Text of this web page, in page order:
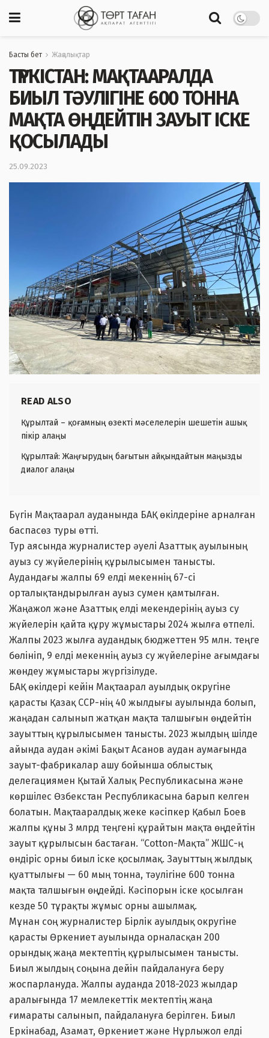
Басты бет Жаңалықтар
ТҮРКІСТАН: МАҚТААРАЛДА
БИЫЛ ТӘУЛІГІНЕ 600 ТОННА
МАҚТА ӨҢДЕЙТІН ЗАУЫТ ІСКЕ
ҚОСЫЛАДЫ
25.09.2023
READ ALSO
Құрылтай – қоғамның өзекті мәселелерін шешетін ашық
пікір алаңы
Құрылтай: Жаңғырудың бағытын айқындайтын маңызды
диалог алаңы
Бүгін Мақтаарал ауданында БАҚ өкілдеріне арналған
баспасөз туры өтті.
Тур аясында журналистер әуелі Азаттық ауылының
ауыз су жүйелерінің құрылысымен танысты.
Аудандағы жалпы 69 елді мекеннің 67-сі
орталықтандырылған ауыз сумен қамтылған.
Жаңажол және Азаттық елді мекендерінің ауыз су
жүйелерін қайта құру жұмыстары 2024 жылға өтпелі.
Жалпы 2023 жылға аудандық бюджеттен 95 млн. теңге
бөлініп, 9 елді мекеннің ауыз су жүйелеріне ағымдағы
жөндеу жұмыстары жүргізілуде.
БАҚ өкілдері кейін Мақтаарал ауылдық округіне
қарасты Қазақ ССР-нің 40 жылдығы ауылында болып,
жаңадан салынып жатқан мақта талшығын өңдейтін
зауыттың құрылысымен танысты. 2023 жылдың шілде
айында аудан әкімі Бақыт Асанов аудан аумағында
зауыт-фабрикалар ашу бойынша облыстық
делегациямен Қытай Халық Республикасына және
көршілес Өзбекстан Республикасына барып келген
болатын. Мақтааралдық жеке кәсіпкер Қабыл Боев
жалпы құны 3 млрд теңгені құрайтын мақта өңдейтін
зауыт құрылысын бастаған. “Cotton-Мақта” ЖШС-ң
өндіріс орны биыл іске қосылмақ. Зауыттың жылдық
қуаттылығы — 60 мың тонна, тәулігіне 600 тонна
мақта талшығын өңдейді. Кәсіпорын іске қосылған
кезде 50 тұрақты жұмыс орны ашылмақ.
Мұнан соң журналистер Бірлік ауылдық округіне
қарасты Өркениет ауылында орналасқан 200
орындық жаңа мектептің құрылысымен танысты.
Биыл жылдың соңына дейін пайдалануға беру
жоспарлануда. Жалпы ауданда 2018-2023 жылдар
аралығында 17 мемлекеттік мектептің жаңа
ғимараты салынып, пайдалануға берілген. Биыл
Еркінабад, Азамат, Өркениет және Нұрлыжол елді